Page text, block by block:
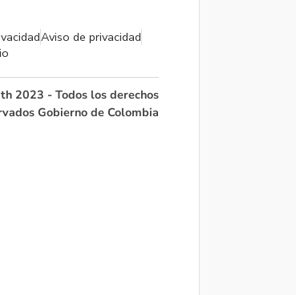
Aviso de privacidad
2023 - Todos los derechos
Gobierno de Colombia